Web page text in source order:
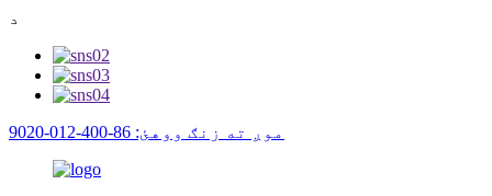
د
موږ ته زنګ ووهئ: 86-400-012-9020